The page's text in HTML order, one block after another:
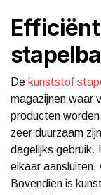
De kunststof
magazijnen waar
producten
zeer duurzaam
dagelijks gebruik.
elkaar
Bovendien is